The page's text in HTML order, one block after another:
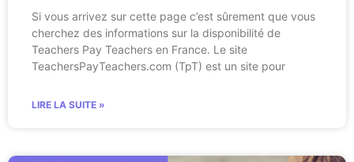
Si vous arrivez sur cette page c’est sûrement que vous
cherchez des informations sur la disponibilité de
Teachers Pay Teachers en France. Le site
TeachersPayTeachers.com (TpT) est un site pour
LIRE LA SUITE »